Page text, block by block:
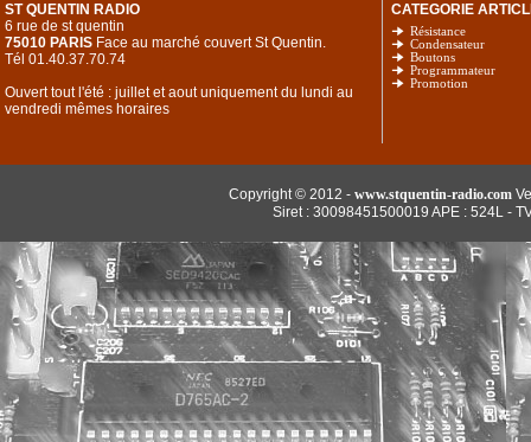
ST QUENTIN RADIO
6 rue de st quentin
75010 PARIS Face au marché couvert St Quentin.
Tél 01.40.37.70.74
Ouvert tout l'été : juillet et aout uniquement du lundi au
vendredi mêmes horaires
CATEGORIE
Résistance
Condensateur
Boutons
Programmateur
Promotion
Copyright © 2012 - www.stquentin-radio.com
Siret : 30098451500019 APE : 524L -